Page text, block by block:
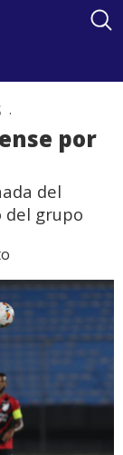
.
por
del
grupo